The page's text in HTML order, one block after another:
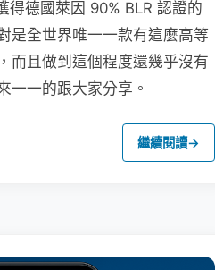
得德國萊因 90% BLR 認證的
是全世界唯一一款有這麼高等
而且做到這個程度還幾乎沒有
一一的跟大家分享。
繼續閱讀→